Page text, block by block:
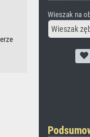
Wieszak na
Wieszak